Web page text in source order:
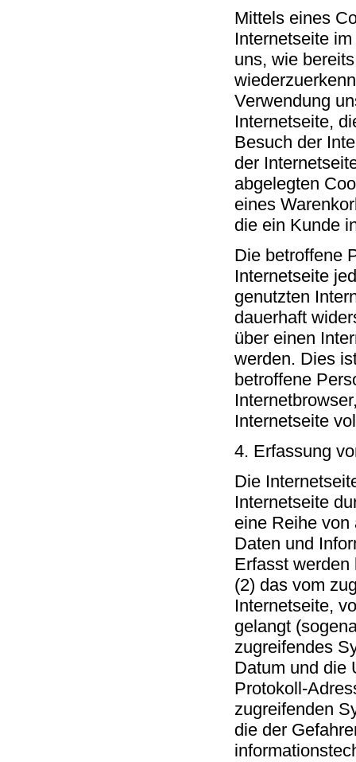
Mittels eines
Internetseite
uns, wie
Verwendung
Internetseite,
Besuch der
der
abgelegten
eines
die ein Kunde
Die betroffene
Internetseite
genutzten
dauerhaft
über einen
werden. Dies
betroffene
Internetseite
4. Erfassung
Die
Internetseite
eine Reihe
Daten und
Erfasst werden
(2) das vom
Internetseite,
gelangt
zugreifendes
Datum und die
Protokoll-
zugreifenden
die der